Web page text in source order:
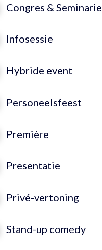
Congres & Seminarie
Infosessie
Hybride event
Personeelsfeest
Première
Presentatie
Privé-vertoning
Stand-up comedy